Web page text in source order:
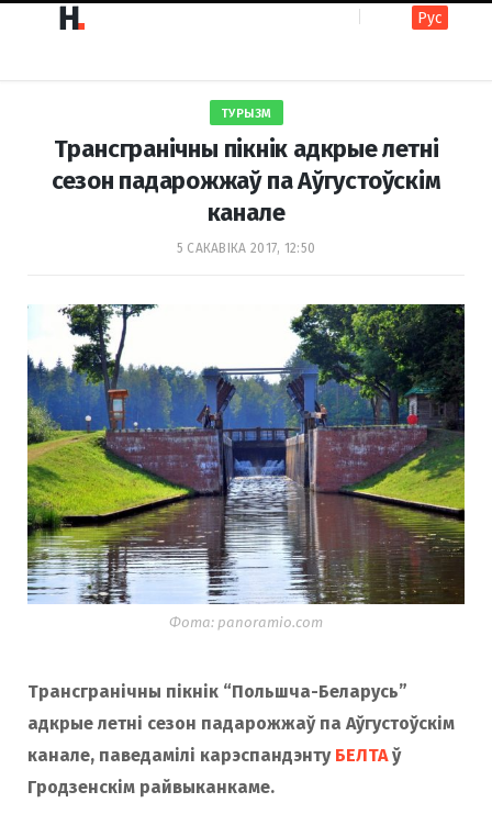
b
o
o
k
a
g
a
Рус
ТУРЫЗМ
Трансгранічны пікнік адкрые летні
сезон падарожжаў па Аўгустоўскім
канале
5 САКАВІКА 2017, 12:50
Фота: panoramio.com
Трансгранічны пікнік “Польшча-Беларусь”
адкрые летні сезон падарожжаў па Аўгустоўскім
канале, паведамілі карэспандэнту БЕЛТАў
Гродзенскім райвыканкаме.